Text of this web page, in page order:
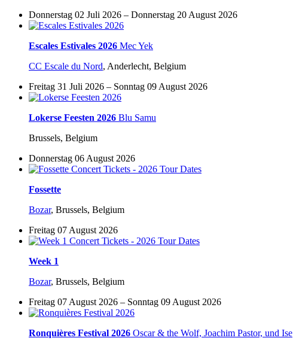
Donnerstag 02 Juli 2026 – Donnerstag 20 August 2026
Escales Estivales 2026 Mec Yek
CC Escale du Nord, Anderlecht, Belgium
Freitag 31 Juli 2026 – Sonntag 09 August 2026
Lokerse Feesten 2026 Blu Samu
Brussels, Belgium
Donnerstag 06 August 2026
Fossette
Bozar, Brussels, Belgium
Freitag 07 August 2026
Week 1
Bozar, Brussels, Belgium
Freitag 07 August 2026 – Sonntag 09 August 2026
Ronquières Festival 2026 Oscar & the Wolf, Joachim Pastor, und Ise